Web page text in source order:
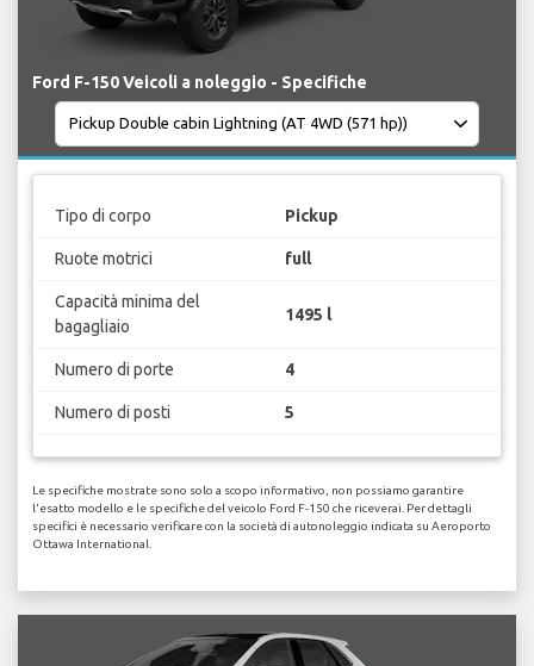
Ford F-150 Veicoli a noleggio - Specifiche
Tipo di corpo Pickup
Ruote motrici full
Capacità minima del
bagagliaio
1495 l
Numero di porte 4
Numero di posti 5
Le specifiche mostrate sono solo a scopo informativo, non possiamo garantire
l'esatto modello e le specifiche del veicolo Ford F-150 che riceverai. Per dettagli
specifici è necessario verificare con la società di autonoleggio indicata su Aeroporto
Ottawa International.